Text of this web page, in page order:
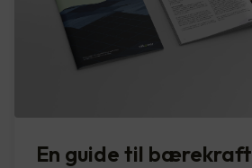
En guide til bærekraft